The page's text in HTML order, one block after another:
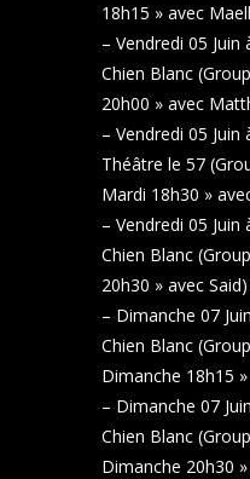
18h15 » avec
– Vendredi 05
Chien Blanc
20h00 » avec
– Vendredi 05 Juin
Théâtre le 57
Mardi 18h30 »
– Vendredi 05
Chien Blanc
20h30 » avec Said)
– Dimanche 07
Chien Blanc
Dimanche 18h15
– Dimanche 07
Chien Blanc
Dimanche 20h30